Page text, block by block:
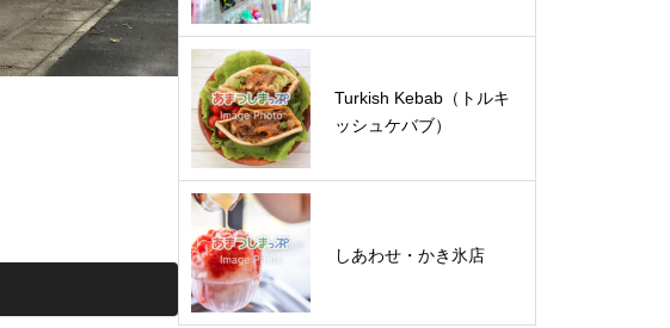
Turkish Kebab（トルキ
ッシュケバブ）
しあわせ・かき氷店